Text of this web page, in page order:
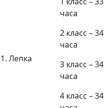
1. Лепка
часа
2 класс – 34
часа
3 класс – 34
часа
4 класс – 34